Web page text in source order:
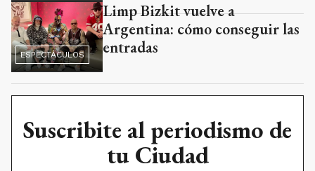
ESPECTÁCULOS
Limp Bizkit vuelve a
Argentina: cómo conseguir las
entradas
Suscribite al periodismo de
tu Ciudad